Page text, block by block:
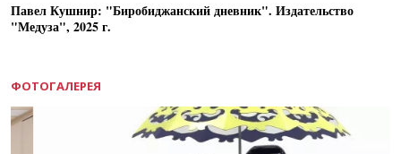
Павел Кушнир: "Биробиджанский дневник". Издательство
"Медуза", 2025 г.
ФОТОГАЛЕРЕЯ